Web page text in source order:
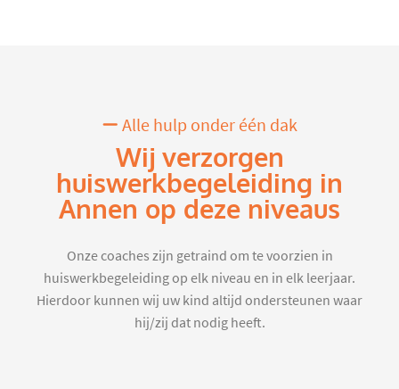
Alle hulp onder één dak
Wij verzorgen
huiswerkbegeleiding in
Annen op deze niveaus
Onze coaches zijn getraind om te voorzien in
huiswerkbegeleiding op elk niveau en in elk leerjaar.
Hierdoor kunnen wij uw kind altijd ondersteunen waar
hij/zij dat nodig heeft.